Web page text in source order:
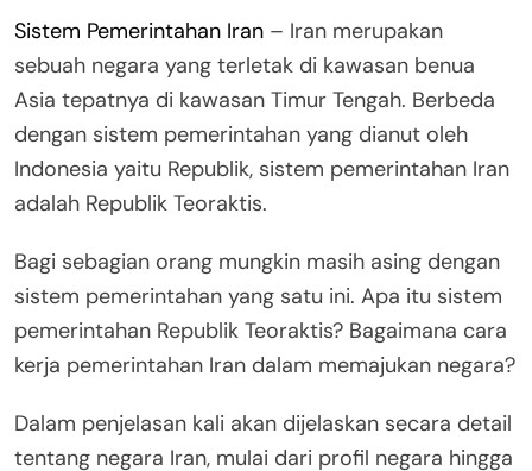
Sistem Pemerintahan Iran – Iran merupakan
sebuah negara yang terletak di kawasan benua
Asia tepatnya di kawasan Timur Tengah. Berbeda
dengan sistem pemerintahan yang dianut oleh
Indonesia yaitu Republik, sistem pemerintahan Iran
adalah Republik Teoraktis.
Bagi sebagian orang mungkin masih asing dengan
sistem pemerintahan yang satu ini. Apa itu sistem
pemerintahan Republik Teoraktis? Bagaimana cara
kerja pemerintahan Iran dalam memajukan negara?
Dalam penjelasan kali akan dijelaskan secara detail
tentang negara Iran, mulai dari profil negara hingga